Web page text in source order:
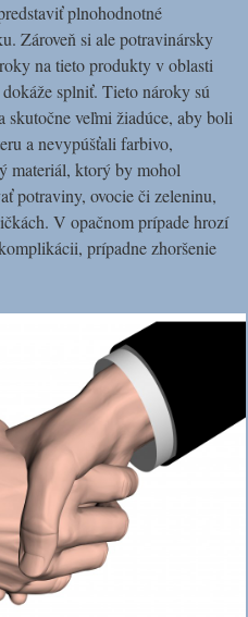
plnohodnotné
Zároveň si ale potravinársky
na tieto produkty v oblasti
splniť. Tieto nároky sú
skutočne veľmi žiadúce, aby boli
a nevypúšťali farbivo,
materiál, ktorý by mohol
potraviny, ovocie či zeleninu,
V opačnom prípade hrozí
prípadne zhoršenie